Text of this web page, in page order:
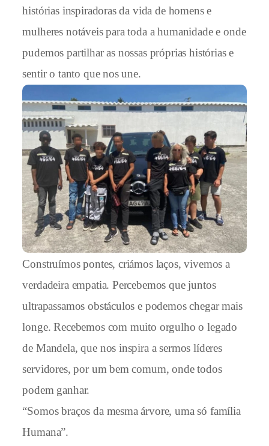
histórias inspiradoras da vida de homens e
mulheres notáveis para toda a humanidade e onde
pudemos partilhar as nossas próprias histórias e
sentir o tanto que nos une.
Construímos pontes, criámos laços, vivemos a
verdadeira empatia. Percebemos que juntos
ultrapassamos obstáculos e podemos chegar mais
longe. Recebemos com muito orgulho o legado
de Mandela, que nos inspira a sermos líderes
servidores, por um bem comum, onde todos
podem ganhar.
“Somos braços da mesma árvore, uma só família
Humana”.